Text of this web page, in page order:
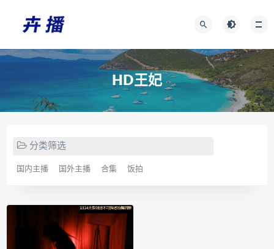
HD王妃
分类筛选
国内主播 国外主播 合集 饭拍